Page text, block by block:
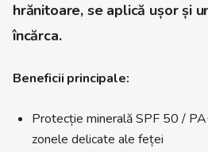
hrănitoare, se aplică ușor și
încărca.
Beneficii principale:
Protecție minerală SPF 50 /
zonele delicate ale feței